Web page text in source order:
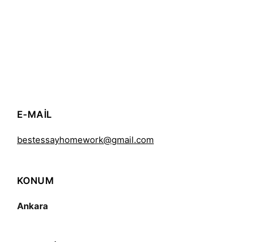
E-MAIL
bestessayhomework@gmail.com
KONUM
Ankara